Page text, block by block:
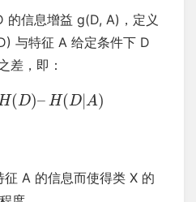
的信息增益 g(D, A)，定义
与特征 A 给定条件下 D
差，即：
(D)– H(D|A)
征 A 的信息而使得类 X 的